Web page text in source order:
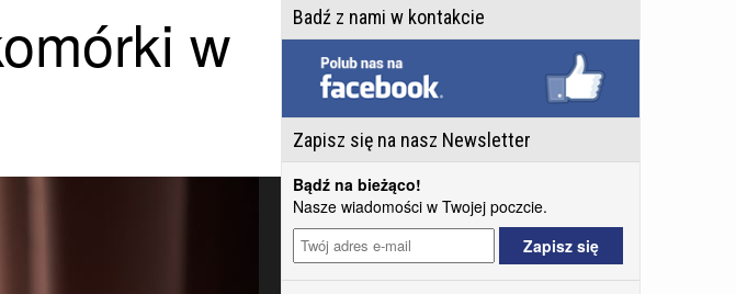
w Badź z nami w kontakcie
Zapisz się na nasz Newsletter
Bądź na bieżąco!
Nasze wiadomości w Twojej poczcie.